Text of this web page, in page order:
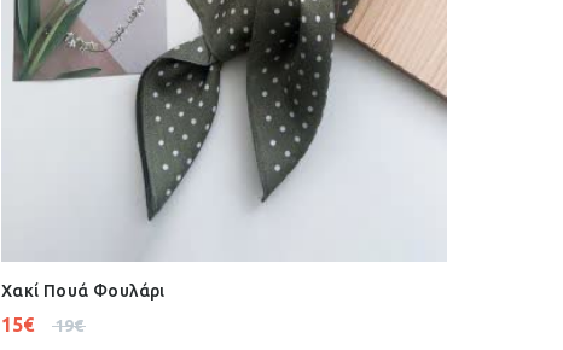
Χακί Πουά Φουλάρι
19€
15€